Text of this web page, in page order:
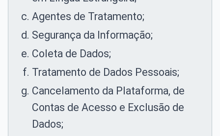
Agentes de Tratamento;
Segurança da Informação;
Coleta de Dados;
Tratamento de Dados Pessoais;
Cancelamento da Plataforma, de
Contas de Acesso e Exclusão de
Dados;